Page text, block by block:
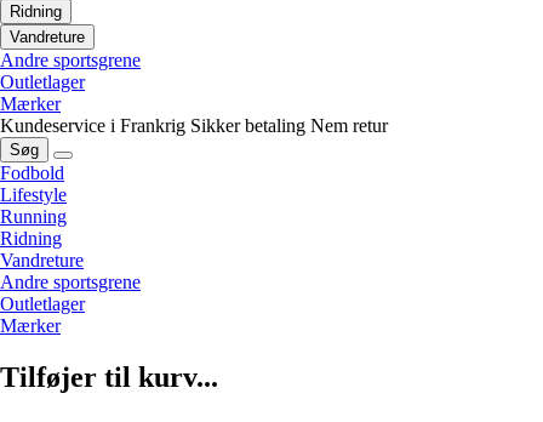
Ridning
Vandreture
Andre sportsgrene
Outletlager
Mærker
Kundeservice i Frankrig Sikker betaling Nem retur
Søg
Fodbold
Lifestyle
Running
Ridning
Vandreture
Andre sportsgrene
Outletlager
Mærker
Tilføjer til kurv...